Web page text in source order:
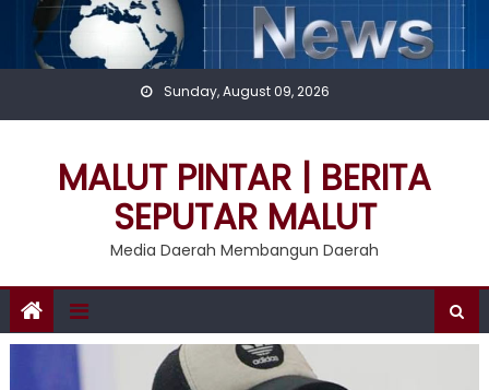
content
Sunday, August 09, 2026
MALUT PINTAR | BERITA
SEPUTAR MALUT
Media Daerah Membangun Daerah